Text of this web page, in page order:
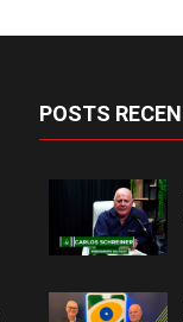
POSTS